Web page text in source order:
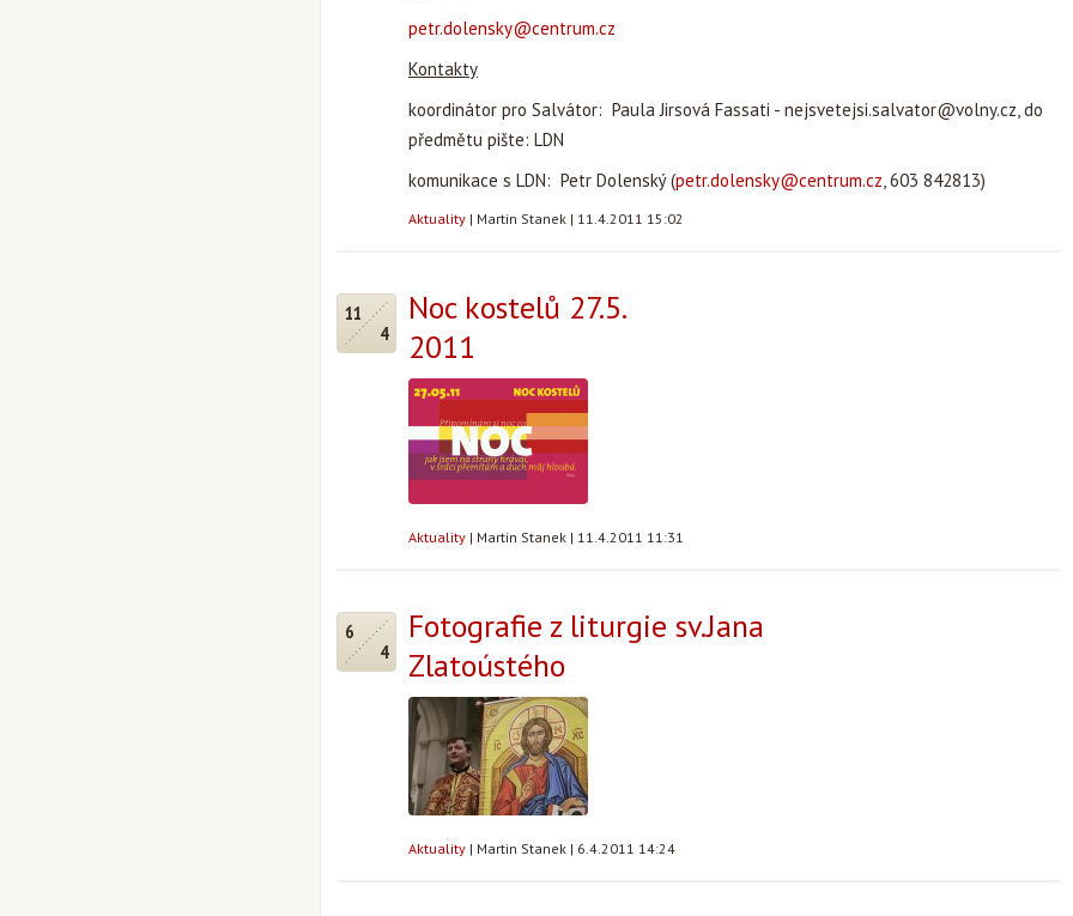
petr.dolensky@centrum.cz
Kontakty
koordinátor pro Salvátor: Paula Jirsová Fassati - nejsvetejsi.salvator@volny.cz, do
předmětu pište: LDN
komunikace s LDN: Petr Dolenský (petr.dolensky@centrum.cz, 603 842813)
Aktuality | Martin Stanek | 11.4.2011 15:02
11
4
Noc kostelů 27.5.
2011
Aktuality | Martin Stanek | 11.4.2011 11:31
6
4
Fotografie z liturgie sv.Jana
Zlatoústého
Aktuality | Martin Stanek | 6.4.2011 14:24